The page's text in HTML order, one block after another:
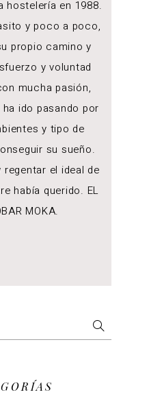
hostelería en 1988.
y poco a poco,
propio camino y
y voluntad
mucha pasión,
ido pasando por
y tipo de
su sueño.
el ideal de
había querido. EL
MOKA.